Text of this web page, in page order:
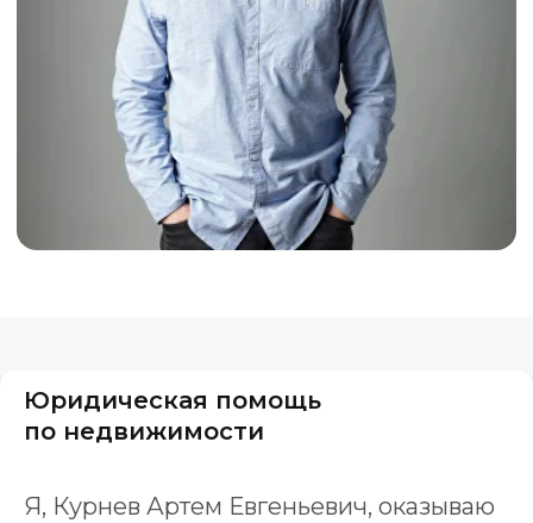
Юридическая помощь
по недвижимости
Я, Курнев Артем Евгеньевич, оказываю